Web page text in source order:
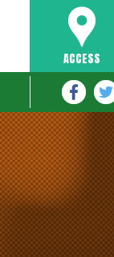
ACCESS